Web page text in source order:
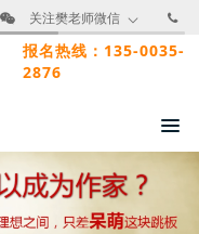
关注樊老师微信
报名热线：135-0035-
2876